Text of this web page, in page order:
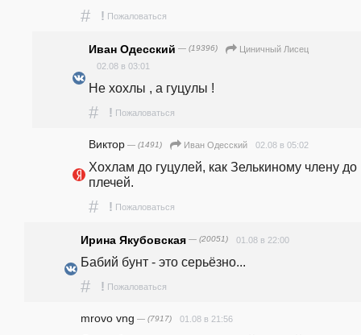
# ! Пожаловаться
Иван Одесский — (19396)
Циничный Лисец
02.08 в 03:01
Не хохлы , а гуцулы !
# ! Пожаловаться
Виктор — (1491) Иван Одесский 02.08 в 05:02
Хохлам до гуцулей, как Зелькиному члену до
плечей.
# ! Пожаловаться
Ирина Якубовская — (20051) 01.08 в 22:00
Бабий бунт - это серьёзно...
# ! Пожаловаться
mrovo vng — (7917) 01.08 в 21:56